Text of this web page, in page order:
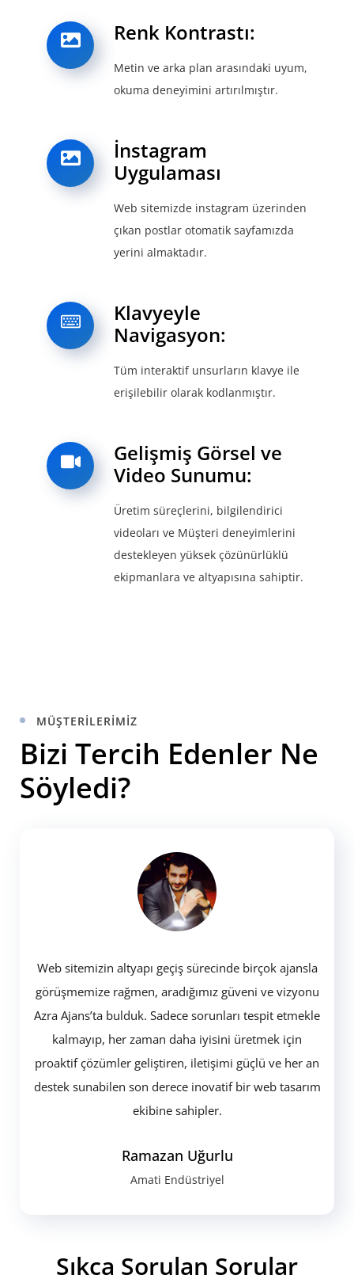
Renk Kontrastı:
Metin ve arka plan arasındaki uyum,
okuma deneyimini artırılmıştır.
İnstagram
Uygulaması
Web sitemizde instagram üzerinden
çıkan postlar otomatik sayfamızda
yerini almaktadır.
Klavyeyle
Navigasyon:
Tüm interaktif unsurların klavye ile
erişilebilir olarak kodlanmıştır.
Gelişmiş Görsel ve
Video Sunumu:
Üretim süreçlerini, bilgilendirici
videoları ve Müşteri deneyimlerini
destekleyen yüksek çözünürlüklü
ekipmanlara ve altyapısına sahiptir.
MÜŞTERILERIMIZ
Bizi Tercih Edenler Ne
Söyledi?
Web sitemizin altyapı geçiş sürecinde birçok ajansla
görüşmemize rağmen, aradığımız güveni ve vizyonu
Azra Ajans’ta bulduk. Sadece sorunları tespit etmekle
kalmayıp, her zaman daha iyisini üretmek için
proaktif çözümler geliştiren, iletişimi güçlü ve her an
destek sunabilen son derece inovatif bir web tasarım
ekibine sahipler.
Ramazan Uğurlu
Amati Endüstriyel
Sıkça Sorulan Sorular